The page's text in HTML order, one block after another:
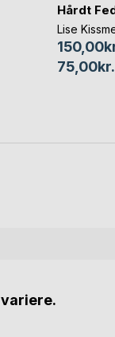
Hårdt
Lise
75,00kr.